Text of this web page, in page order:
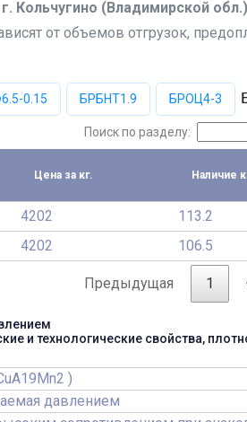
Кольчугино (Владимирской обл.)
от объемов отгрузок,
0.15 БРБНТ1.9 БРОЦ4-3
Поиск по разделу:
Цена за кг. Наличие
4202
113.2
4202 106.5
Предыдущая 1
и технологические свойства,
)
давлением